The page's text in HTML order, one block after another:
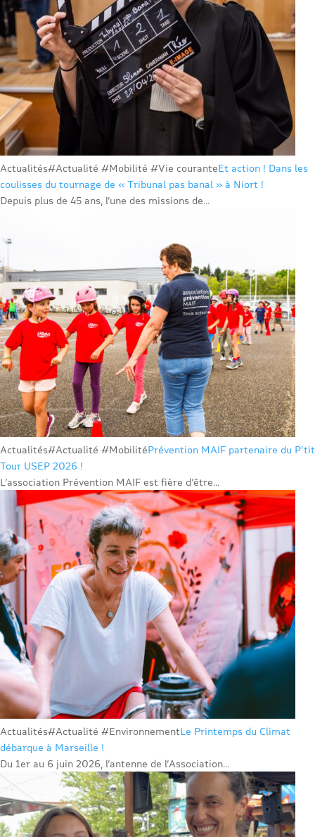
Actualités#Actualité #Mobilité #Vie couranteEt action ! Dans les
coulisses du tournage de « Tribunal pas banal » à Niort !
Depuis plus de 45 ans, l’une des missions de...
Actualités#Actualité #MobilitéPrévention MAIF partenaire du P’tit
Tour USEP 2026 !
L’association Prévention MAIF est fière d’être...
Actualités#Actualité #EnvironnementLe Printemps du Climat
débarque à Marseille !
Du 1er au 6 juin 2026, l’antenne de l’Association...